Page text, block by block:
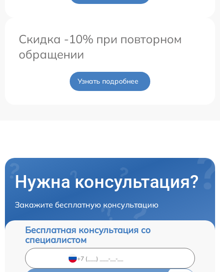
Скидка -10% при повторном
обращении
Узнать подробнее
Нужна консультация?
Закажите бесплатную консультацию
Бесплатная консультация со
специалистом